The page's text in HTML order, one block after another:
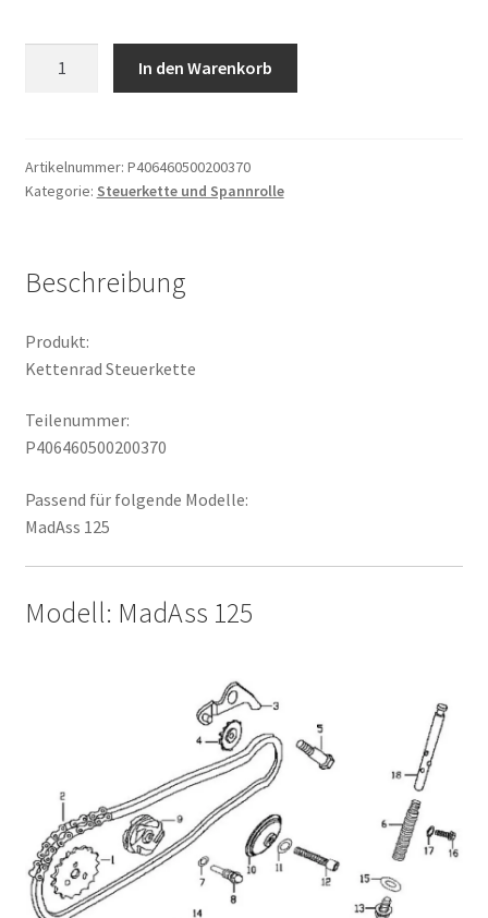
In den Warenkorb
Artikelnummer: P406460500200370
Kategorie: Steuerkette und Spannrolle
Beschreibung
Produkt:
Kettenrad Steuerkette
Teilenummer:
P406460500200370
Passend für folgende Modelle:
MadAss 125
Modell: MadAss 125